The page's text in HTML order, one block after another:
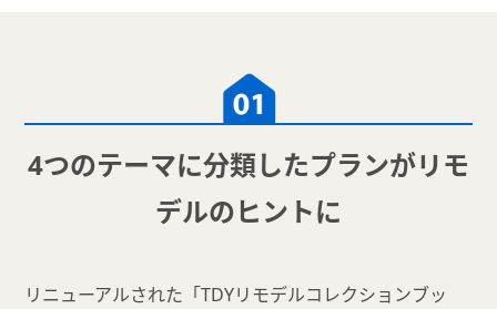
4つのテーマに分類したプランがリモ
デルのヒントに
リニューアルされた「TDYリモデルコレクションブッ